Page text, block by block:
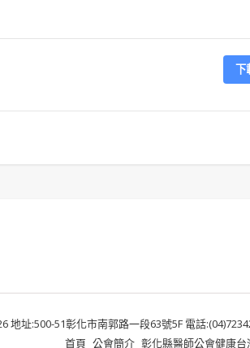
下
地址:500-51彰化市南郭路一段63號5F 電話
首頁 公會簡介 彰化縣醫師公會健康